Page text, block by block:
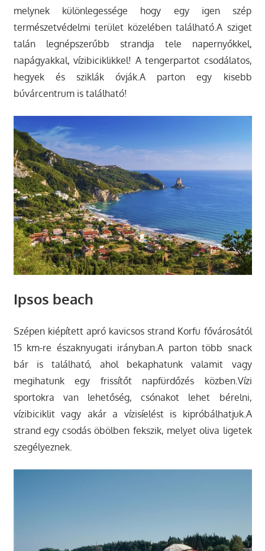
melynek különlegessége hogy egy igen szép
természetvédelmi terület közelében található.A sziget
talán legnépszerűbb strandja tele napernyőkkel,
napágyakkal, vízibiciklikkel! A tengerpartot csodálatos,
hegyek és sziklák óvják.A parton egy kisebb
búvárcentrum is található!
Ipsos beach
Szépen kiépített apró kavicsos strand Korfu fővárosától
15 km-re északnyugati irányban.A parton több snack
bár is található, ahol bekaphatunk valamit vagy
megihatunk egy frissítőt napfürdőzés közben.Vízi
sportokra van lehetőség, csónakot lehet bérelni,
vízibiciklit vagy akár a vízisíelést is kipróbálhatjuk.A
strand egy csodás öbölben fekszik, melyet oliva ligetek
szegélyeznek.